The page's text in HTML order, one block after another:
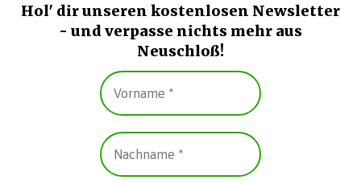
Hol' dir unseren kostenlosen Newsletter
- und verpasse nichts mehr aus
Neuschloß!